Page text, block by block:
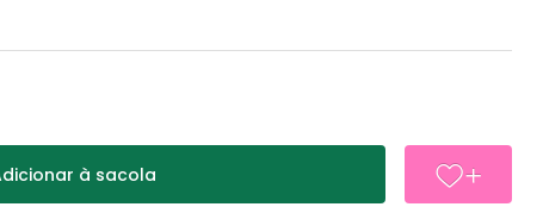
à sacola